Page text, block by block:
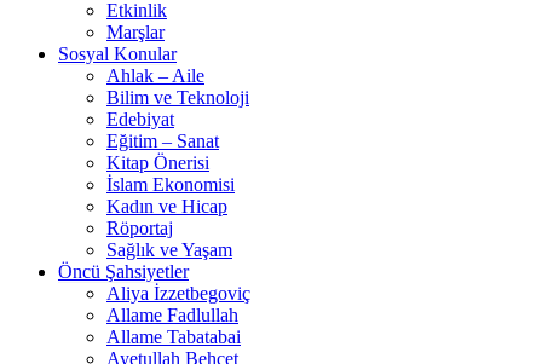
Etkinlik
Marşlar
Sosyal Konular
Ahlak – Aile
Bilim ve Teknoloji
Edebiyat
Eğitim – Sanat
Kitap Önerisi
İslam Ekonomisi
Kadın ve Hicap
Röportaj
Sağlık ve Yaşam
Öncü Şahsiyetler
Aliya İzzetbegoviç
Allame Fadlullah
Allame Tabatabai
Ayetullah Behcet